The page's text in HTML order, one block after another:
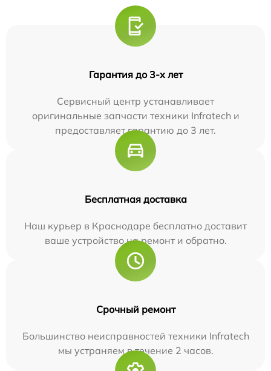
Гарантия до 3-х лет
Сервисный центр устанавливает
оригинальные запчасти техники Infratech и
предоставляет гарантию до 3 лет.
Бесплатная доставка
Наш курьер в Краснодаре бесплатно доставит
ваше устройство на ремонт и обратно.
Срочный ремонт
Большинство неисправностей техники Infratech
мы устраняем в течение 2 часов.